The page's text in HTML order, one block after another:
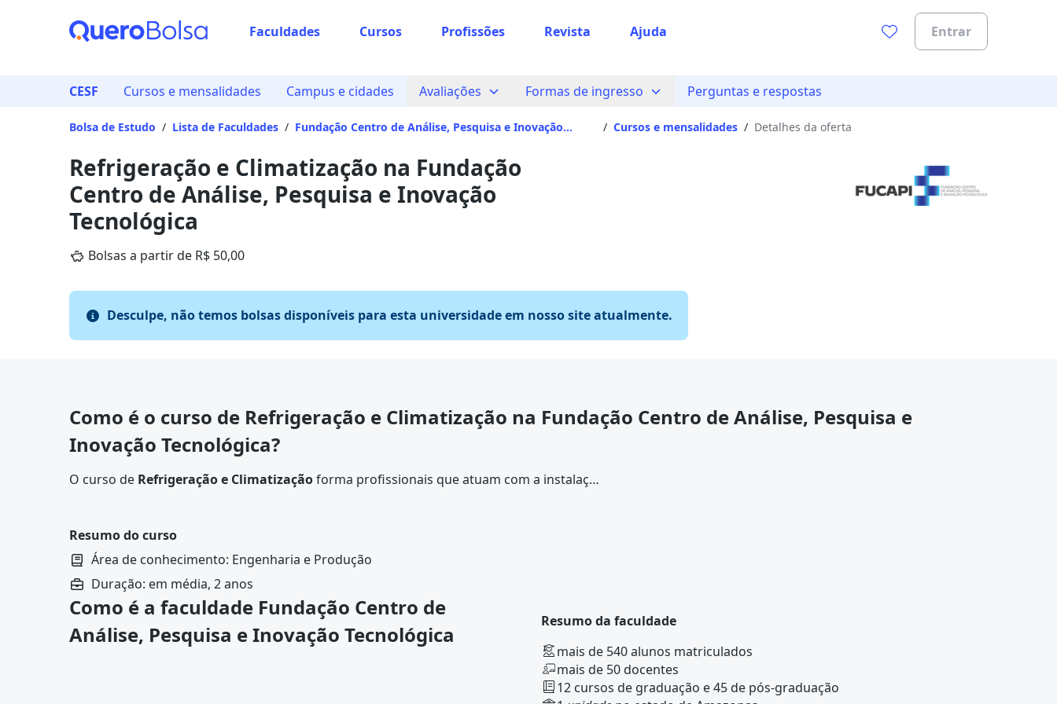
Faculdades Cursos Profissões Revista Ajuda Entrar
CESF Cursos e mensalidades Campus e cidades Avaliações Formas de ingresso Perguntas e respostas
Bolsa de Estudo / Lista de Faculdades / Fundação Centro de Análise, Pesquisa e Inovação
/ Cursos e mensalidades / Detalhes da oferta
Refrigeração e Climatização na Fundação
Centro de Análise, Pesquisa e Inovação
Tecnológica
Bolsas a partir de R$ 50,00
Desculpe, não temos bolsas disponíveis para esta universidade em nosso site atualmente.
Como é o curso de Refrigeração e Climatização na Fundação Centro de Análise, Pesquisa e
Inovação Tecnológica?
O curso de Refrigeração e Climatizaçãoforma profissionais que atuam com a instalação
Resumo do curso
Área de conhecimento: Engenharia e Produção
Duração: em média, 2 anos
Como é a faculdade Fundação Centro de
Análise, Pesquisa e Inovação Tecnológica
Resumo da faculdade
mais de 540 alunos matriculados
mais de 50 docentes
12 cursos de graduação e 45 de pós-graduação